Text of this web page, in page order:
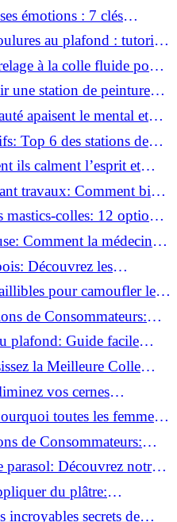
rangement
émotions : 7 clés
au plafond : tutoriel
à la colle fluide pour
une station de peinture
apaisent le mental et
soi ?Top 6 des stations de
ils calment l’esprit et
travaux: Comment bien
mastics-colles: 12 options
Comment la médecine
votre confiance!
Découvrez les
un résultat parfait!
pour camoufler les
de Consommateurs:
rides numéro un!
plafond: Guide facile
la Meilleure Colle
vos cernes
toutes les femmes
de Consommateurs:
de teint pour votre
Découvrez notre
du plâtre:
intérieur parfait!
incroyables secrets de